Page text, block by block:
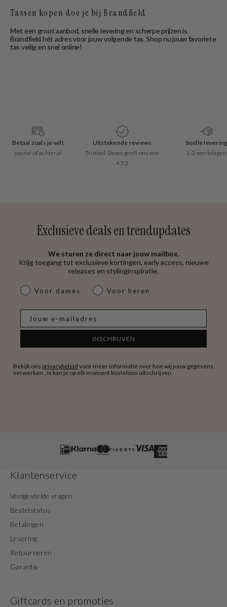
Tassen kopen doe je bij Brandfield
Met een groot aanbod, snelle levering en scherpe prijzen is
Brandfield hét adres voor jouw volgende tas. Shop nu jouw favoriete
tas veilig en snel online!
Betaal zoals je wilt
vooraf of achteraf
Uitstekende reviews
Trusted Shops geeft ons een
4.53
Snelle levering
1-2 werkdagen
Exclusieve deals en trendupdates
We sturen ze direct naar jouw mailbox.
Krijg toegang tot exclusieve kortingen, early access, nieuwe
releases en stylinginspiratie.
dames & heren
Voor dames Voor heren
INSCHRIJVEN
Bekijk ons privacybeleid voor meer informatie over hoe wij jouw gegevens
verwerken. Je kan je op elk moment kosteloos uitschrijven.
Klantenservice
Veelgestelde vragen
Bestelstatus
Betalingen
Levering
Retourneren
Garantie
Giftcards en promoties